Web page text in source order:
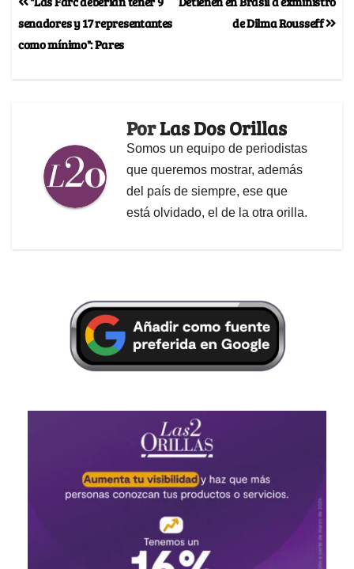
Detienen en Brasil a exministro
de Dilma Rousseff
"Las Farc deberían tener 9
senadores y 17 representantes
PorLas Dos Orillas
Somos un equipo de periodistas
que queremos mostrar, además
está olvidado, el de la otra orilla.